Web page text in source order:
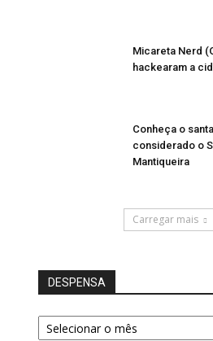
Micareta Nerd
hackearam a
Conheça o
considerado o
Mantiqueira
Carregar mais
DESPENSA
DESPENSA